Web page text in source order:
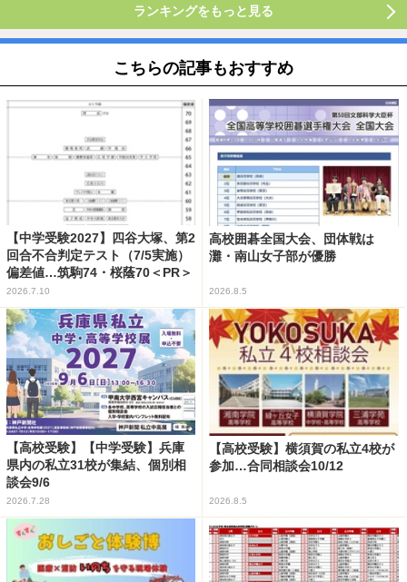
ランキングをもっと見る
こちらの記事もおすすめ
【中学受験2027】四谷大塚、第2
回合不合判定テスト（7/5実施）
偏差値…筑駒74・桜蔭70＜PR＞
2026.7.10
高校囲碁全国大会、団体戦は
灘・南山女子部が優勝
2026.8.5
【高校受験】【中学受験】兵庫
県内の私立31校が集結、個別相
談会9/6
2026.7.28
【高校受験】横須賀の私立4校が
参加…合同相談会10/12
2026.8.5